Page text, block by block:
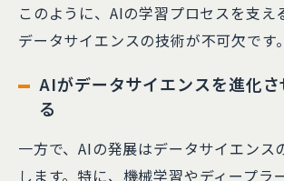
このように、AIの学習プロセスを支え
データサイエンスの技術が不可欠です。
AIがデータサイエンスを進化
る
一方で、AIの発展はデータサイエンス
します。特に、機械学習やディープラ